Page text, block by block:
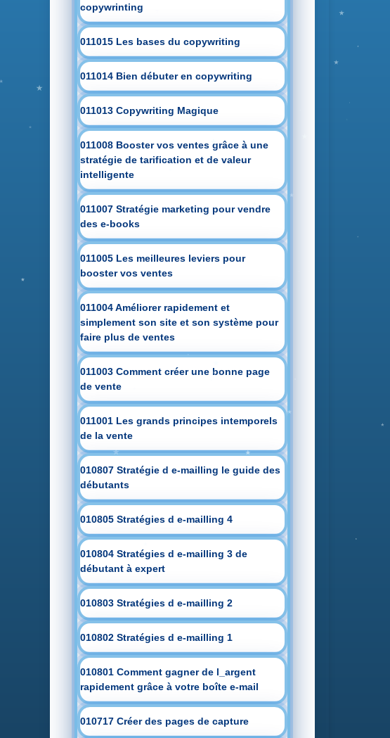
copywrinting
011015 Les bases du copywriting
011014 Bien débuter en copywriting
011013 Copywriting Magique
011008 Booster vos ventes grâce à une
stratégie de tarification et de valeur
intelligente
011007 Stratégie marketing pour vendre
des e-books
011005 Les meilleures leviers pour
booster vos ventes
011004 Améliorer rapidement et
simplement son site et son système pour
faire plus de ventes
011003 Comment créer une bonne page
de vente
011001 Les grands principes intemporels
de la vente
010807 Stratégie d e-mailling le guide des
débutants
010805 Stratégies d e-mailling 4
010804 Stratégies d e-mailling 3 de
débutant à expert
010803 Stratégies d e-mailling 2
010802 Stratégies d e-mailling 1
010801 Comment gagner de l_argent
rapidement grâce à votre boîte e-mail
010717 Créer des pages de capture